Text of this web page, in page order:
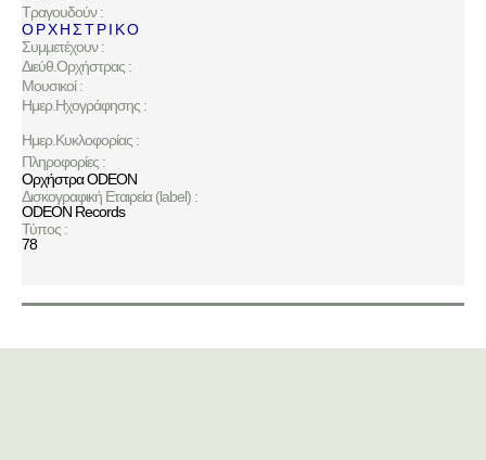
Τραγουδούν :
Ο Ρ Χ Η Σ Τ Ρ Ι Κ Ο
Συμμετέχουν :
Διεύθ.Ορχήστρας :
Μουσικοί :
Ημερ.Ηχογράφησης :
Ημερ.Κυκλοφορίας :
Πληροφορίες :
Ορχήστρα ODEON
Δισκογραφική Εταιρεία (label) :
ODEON Records
Τύπος :
78